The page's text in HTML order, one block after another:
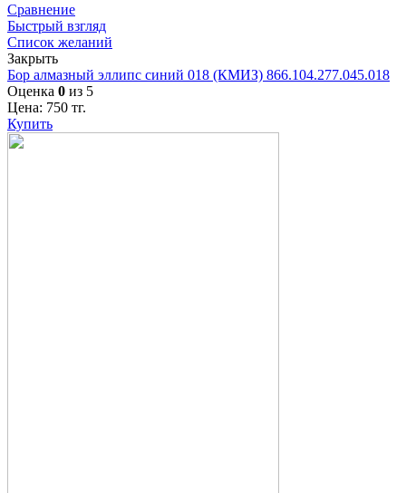
Сравнение
Быстрый взгляд
Список желаний
Закрыть
Бор алмазный эллипс синий 018 (КМИЗ) 866.104.277.045.018
Оценка 0 из 5
Цена: 750 тг.
Купить